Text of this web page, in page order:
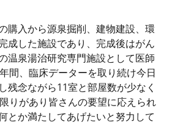
購入から源泉掘削、建物建設、環
成した施設であり、完成後はがん
温泉湯治研究専門施設として医師
間、臨床データーを取り続け今日
残念ながら11室と部屋数が少なく
りがあり皆さんの要望に応えられ
とか満たしてあげたいと努力して